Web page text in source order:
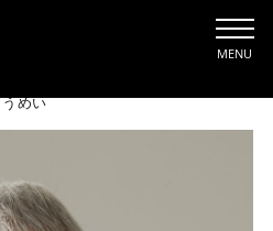
MENU
めい